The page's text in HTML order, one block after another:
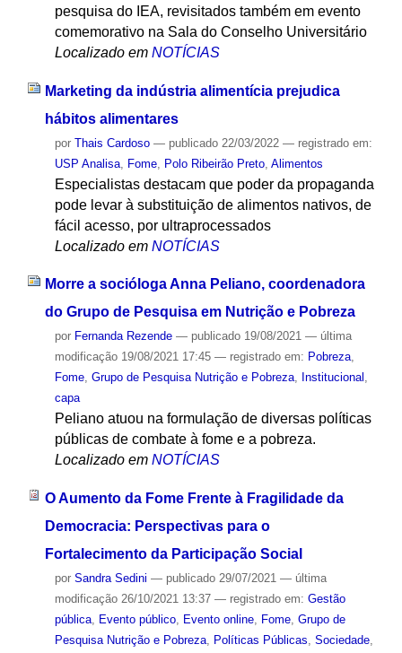
pesquisa do IEA, revisitados também em evento
comemorativo na Sala do Conselho Universitário
Localizado em NOTÍCIAS
Marketing da indústria alimentícia prejudica
hábitos alimentares
por Thais Cardoso — publicado22/03/2022 — registrado em:
USP Analisa, Fome, Polo Ribeirão Preto, Alimentos
Especialistas destacam que poder da propaganda
pode levar à substituição de alimentos nativos, de
fácil acesso, por ultraprocessados
Localizado em NOTÍCIAS
Morre a socióloga Anna Peliano, coordenadora
do Grupo de Pesquisa em Nutrição e Pobreza
por Fernanda Rezende — publicado19/08/2021 — última
modificação19/08/2021 17:45 — registrado em: Pobreza,
Fome, Grupo de Pesquisa Nutrição e Pobreza, Institucional ,
capa
Peliano atuou na formulação de diversas políticas
públicas de combate à fome e a pobreza.
Localizado em NOTÍCIAS
O Aumento da Fome Frente à Fragilidade da
Democracia: Perspectivas para o
Fortalecimento da Participação Social
por Sandra Sedini — publicado29/07/2021 — última
modificação26/10/2021 13:37 — registrado em: Gestão
pública, Evento público, Evento online, Fome, Grupo de
Pesquisa Nutrição e Pobreza, Políticas Públicas, Sociedade,